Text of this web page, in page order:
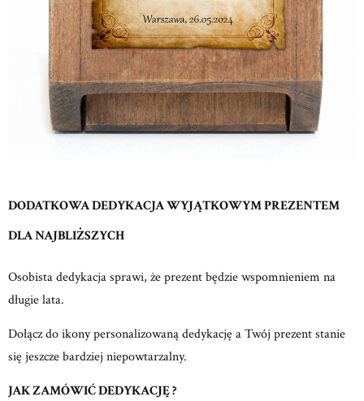
DODATKOWA DEDYKACJA WYJĄTKOWYM PREZENTEM
DLA NAJBLIŻSZYCH
Osobista dedykacja sprawi, że prezent będzie wspomnieniem na
długie lata.
Dołącz do ikony personalizowaną dedykację a Twój prezent stanie
się jeszcze bardziej niepowtarzalny.
JAK ZAMÓWIĆ DEDYKACJĘ ?